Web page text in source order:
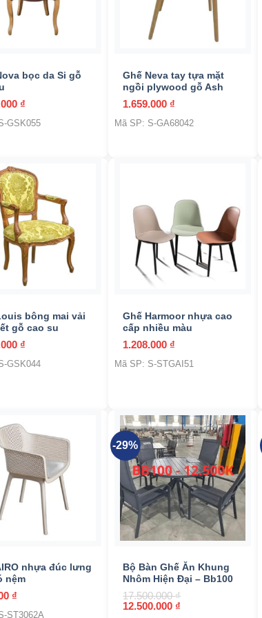
bọc da Si gỗ
₫
GSK055
Ghế Neva tay tựa mặt
ngồi plywood gỗ Ash
1.659.000 ₫
Mã SP: S-GA68042
bông mai vải
gỗ cao su
₫
GSK044
Ghế Harmoor nhựa cao
cấp nhiều màu
1.208.000 ₫
Mã SP: S-STGAI51
nhựa đúc lưng
nệm
₫
ST3062A
-29%
+
Bộ Bàn Ghế Ăn Khung
Nhôm Hiện Đại – Bb100
17.500.000₫
Giá
12.500.000 ₫